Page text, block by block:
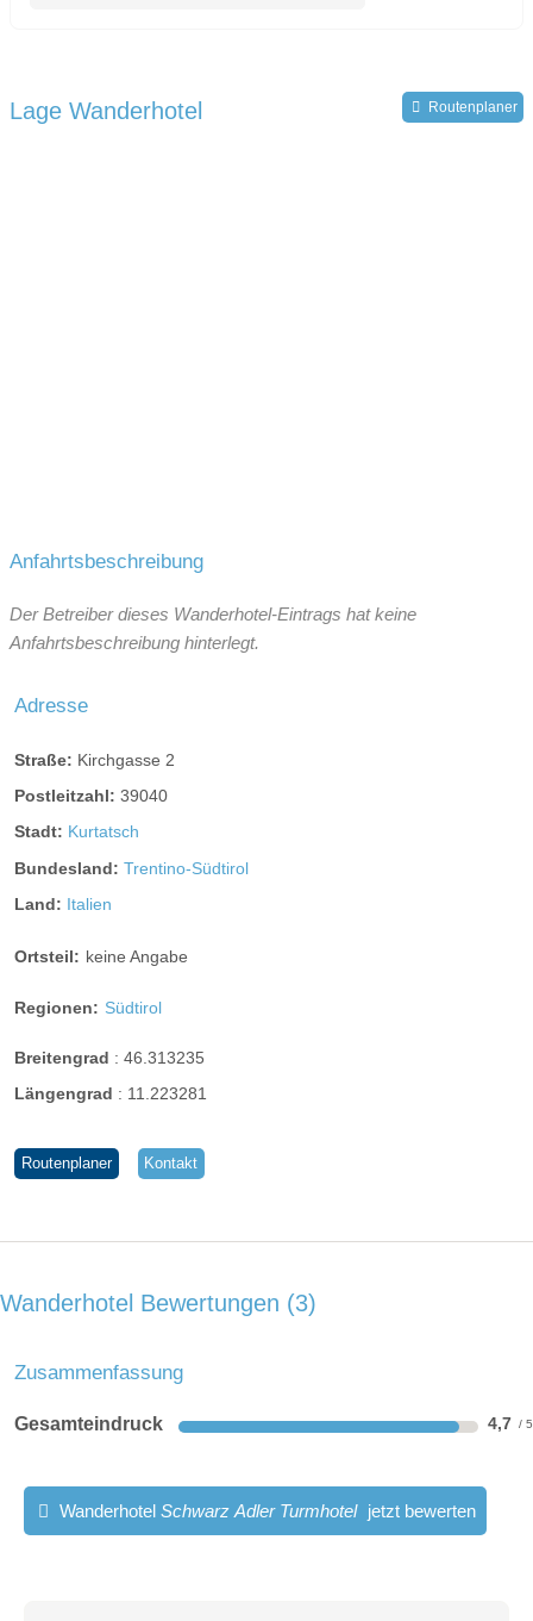
Lage Wanderhotel Routenplaner
Anfahrtsbeschreibung
Der Betreiber dieses Wanderhotel-Eintrags hat keine
Anfahrtsbeschreibung hinterlegt.
Adresse
Straße: Kirchgasse 2
Postleitzahl: 39040
Stadt: Kurtatsch
Bundesland: Trentino-Südtirol
Land: Italien
Ortsteil: keine Angabe
Regionen: Südtirol
Breitengrad : 46.313235
Längengrad : 11.223281
Routenplaner Kontakt
Wanderhotel Bewertungen 3
Zusammenfassung
Gesamteindruck 4,7
Wanderhotel Schwarz Adler Turmhotel jetzt bewerten